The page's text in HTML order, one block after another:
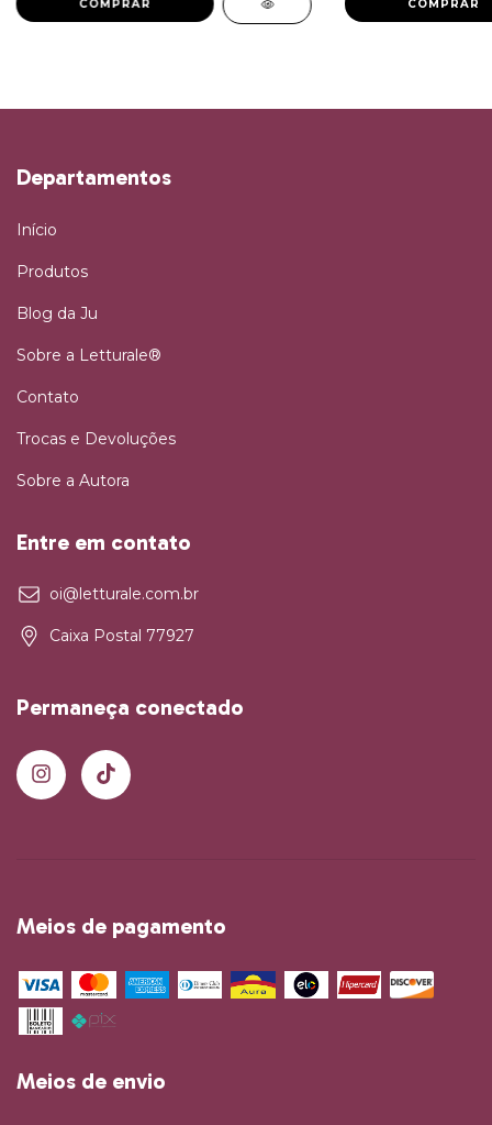
Departamentos
Início
Produtos
Blog da Ju
Sobre a Letturale®
Contato
Trocas e Devoluções
Sobre a Autora
Entre em contato
oi@letturale.com.br
Caixa Postal 77927
Permaneça conectado
Meios de pagamento
Meios de envio